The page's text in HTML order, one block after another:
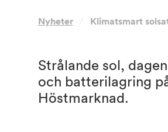
Nyheter Klimatsmart
Strålande sol,
och batterilagring
Höstmarknad.